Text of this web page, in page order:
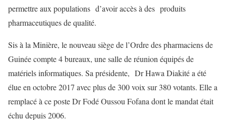
permettre aux populations d’avoir accès à des produits
pharmaceutiques de qualité.
Sis à la Minière, le nouveau siège de l’Ordre des pharmaciens de
Guinée compte 4 bureaux, une salle de réunion équipés de
matériels informatiques. Sa présidente, Dr Hawa Diakité a été
élue en octobre 2017 avec plus de 300 voix sur 380 votants. Elle a
remplacé à ce poste Dr Fodé Oussou Fofana dont le mandat était
échu depuis 2006.